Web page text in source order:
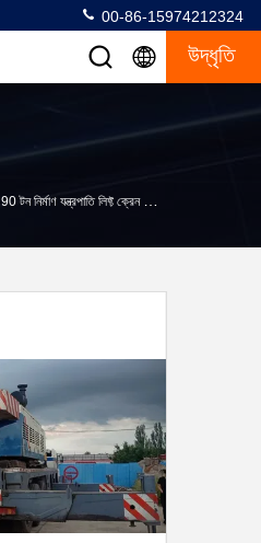
00-86-15974212324
উদ্ধৃতি
90 টন নির্মাণ যন্ত্রপাতি লিফ্ট ক্রেন পাঁচ-আর্ম জিব এবং ISO9001 সহ ব্যবহৃত ট্রাক ক্রেন